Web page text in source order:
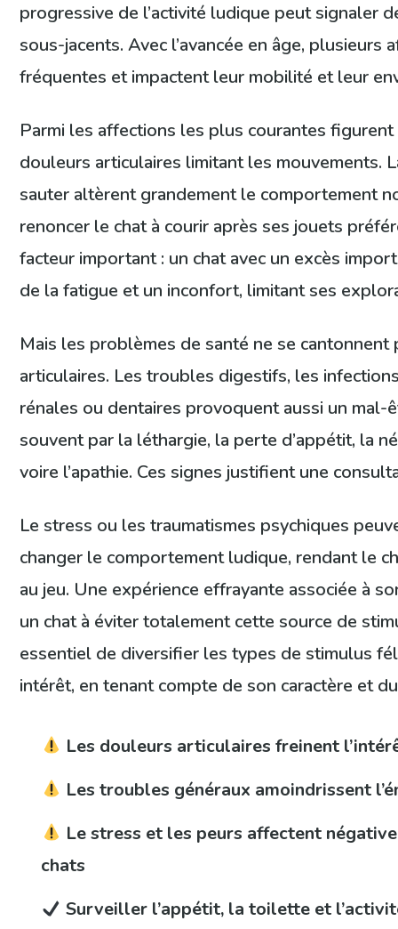
progressive de l’activité ludique peut signaler
sous-jacents. Avec l’avancée en âge, plusieurs
fréquentes et impactent leur mobilité et leur
Parmi les affections les plus courantes figurent
douleurs articulaires limitant les mouvements.
sauter altèrent grandement le comportement
renoncer le chat à courir après ses jouets
facteur important : un chat avec un excès
de la fatigue et un inconfort, limitant ses
Mais les problèmes de santé ne se
articulaires. Les troubles digestifs, les
rénales ou dentaires provoquent aussi un mal-
souvent par la léthargie, la perte d’appétit, la
voire l’apathie. Ces signes justifient une
Le stress ou les traumatismes psychiques
changer le comportement ludique, rendant le
au jeu. Une expérience effrayante associée à
un chat à éviter totalement cette source de
essentiel de diversifier les types de stimulus
intérêt, en tenant compte de son caractère et
Les douleurs articulaires freinent
Les troubles généraux amoindrissent
Le stress et les peurs affectent
chats
Surveiller l’appétit, la toilette et